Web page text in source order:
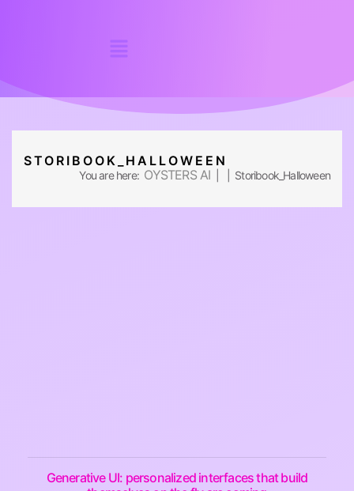
STORIBOOK_HALLOWEEN
You are here: OYSTERS AI | | Storibook_Halloween
Generative UI: personalized interfaces that build